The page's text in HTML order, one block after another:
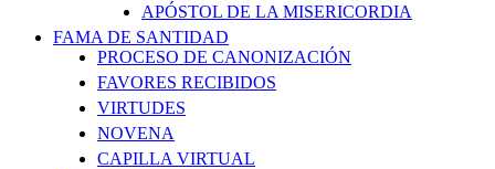
APÓSTOL DE LA MISERICORDIA
FAMA DE SANTIDAD
PROCESO DE CANONIZACIÓN
FAVORES RECIBIDOS
VIRTUDES
NOVENA
CAPILLA VIRTUAL